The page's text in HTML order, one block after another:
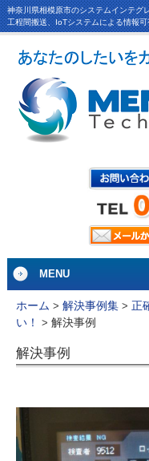
神奈川県相模原市のシステムインテグ
工程間搬送、IoTシステムによる情報
MENU
ホーム > 解決事例集> 正
い！
> 解決事例
解決事例